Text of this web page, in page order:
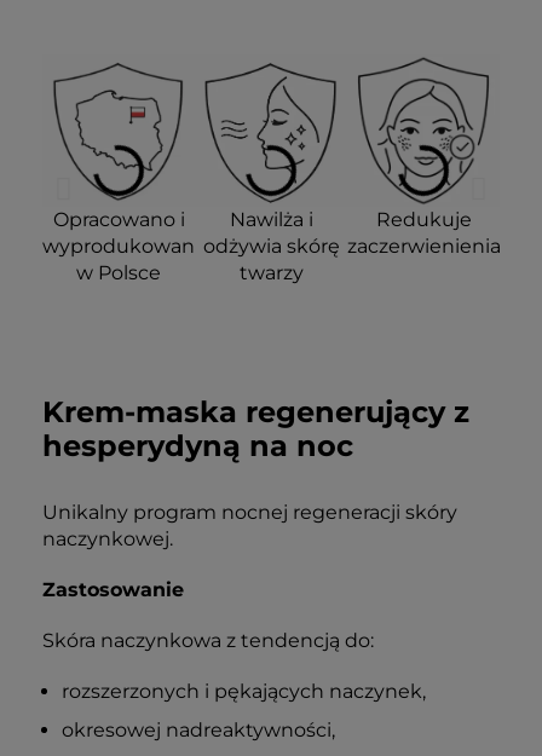
Opracowano i
wyprodukowano
w Polsce
Nawilża i
odżywia skórę
twarzy
Redukuje
zaczerwienienia
Zmniejsza
naczynek
Na dzień i noc
badaniami
Krem-maska regenerujący z
hesperydyną na noc
Unikalny program nocnej regeneracji skóry
naczynkowej.
Zastosowanie
Skóra naczynkowa z tendencją do:
rozszerzonych i pękających naczynek,
okresowej nadreaktywności,